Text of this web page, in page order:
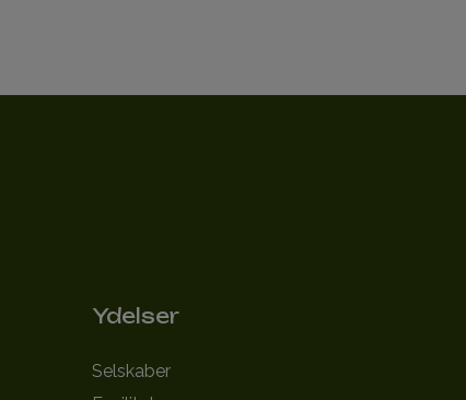
Ydelser
Selskaber